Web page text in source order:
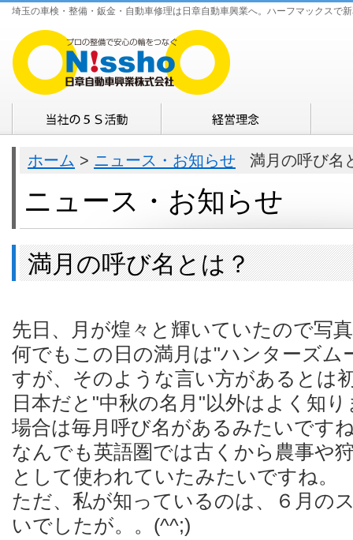
埼玉の車検・整備・鈑金・自動車修理は日章自動車興業へ。ハーフマックスで
ホーム > ニュース・お知らせ 満月の呼び名
ニュース・お知らせ
満月の呼び名とは？
先日、月が煌々と輝いていたので写
何でもこの日の満月は"ハンターズム
すが、そのような言い方があるとは
日本だと"中秋の名月"以外はよく知
場合は毎月呼び名があるみたいです
なんでも英語圏では古くから農事や
として使われていたみたいですね。
ただ、私が知っているのは、６月の
いでしたが。。(^^;)